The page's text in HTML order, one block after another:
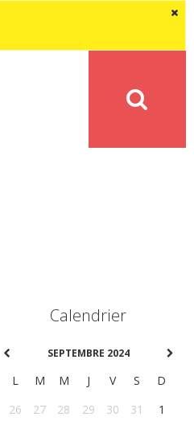
Calendrier
SEPTEMBRE 2024
L M M J V S
D
26
27 28 29 30 31
1